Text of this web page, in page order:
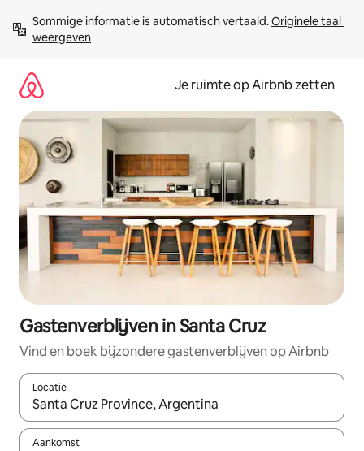
direct
naar
Sommige informatie is automatisch vertaald. Originele taal
weergeven
Je ruimte op Airbnb zetten
Gastenverblijven in Santa Cruz
Vind en boek bijzondere gastenverblijven op Airbnb
Locatie
Wanneer er suggesties beschikbaar zijn, maak je een keuze
Aankomst